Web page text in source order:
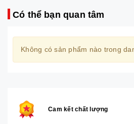
Có thể bạn quan tâm
Không có sản phẩm nào trong
Cam kết chất lượng